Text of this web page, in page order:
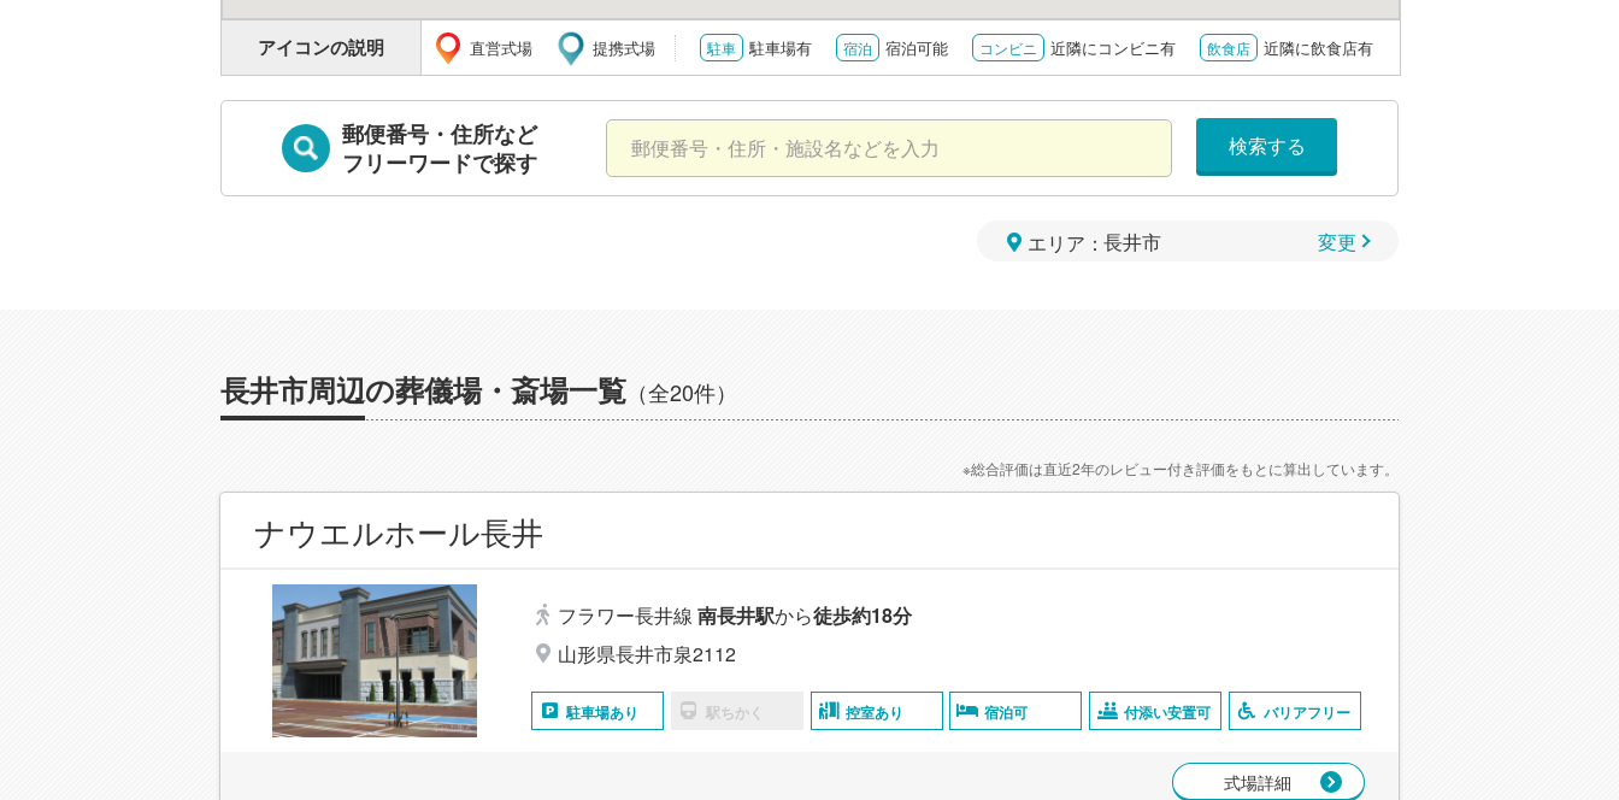
アイコンの説明 直営式場 提携式場 駐車 駐車場有 宿泊 宿泊可能 コンビニ 近隣にコンビニ有 飲食店 近隣に飲食店有
郵便番号・住所など
フリーワードで探す
検索する
エリア： 変更
長井市周辺の葬儀場・斎場一覧 （全20件）
※総合評価は直近2年のレビュー付き評価をもとに算出しています。
ナウエルホール長井
フラワー長井線 南長井駅から徒歩約18分
山形県長井市泉2112
駐車場あり 駅ちかく 控室あり 宿泊可 付添い安置可 バリアフリー
式場詳細